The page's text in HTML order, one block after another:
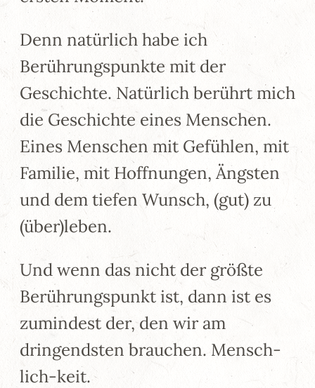
Denn natürlich habe ich
Berührungspunkte mit der
Geschichte. Natürlich berührt mich
die Geschichte eines Menschen.
Eines Menschen mit Gefühlen, mit
Familie, mit Hoffnungen, Ängsten
und dem tiefen Wunsch, (gut) zu
(über)leben.
Und wenn das nicht der größte
Berührungspunkt ist, dann ist es
zumindest der, den wir am
dringendsten brauchen. Mensch-
lich-keit.